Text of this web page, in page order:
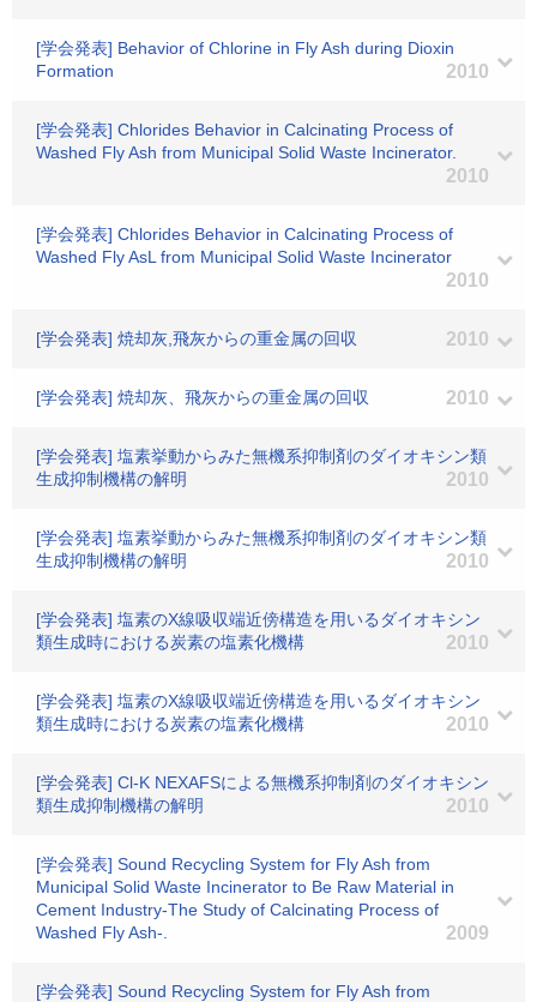
[学会発表] Behavior of Chlorine in Fly Ash during Dioxin
Formation
2010
[学会発表] Chlorides Behavior in Calcinating Process of
Washed Fly Ash from Municipal Solid Waste Incinerator.
2010
[学会発表] Chlorides Behavior in Calcinating Process of
Washed Fly AsL from Municipal Solid Waste Incinerator
2010
[学会発表] 焼却灰,飛灰からの重金属の回収 2010
[学会発表] 焼却灰、飛灰からの重金属の回収 2010
[学会発表] 塩素挙動からみた無機系抑制剤のダイオキシン類
生成抑制機構の解明
2010
[学会発表] 塩素挙動からみた無機系抑制剤のダイオキシン類
生成抑制機構の解明
2010
[学会発表] 塩素のX線吸収端近傍構造を用いるダイオキシン
類生成時における炭素の塩素化機構
2010
[学会発表] 塩素のX線吸収端近傍構造を用いるダイオキシン
類生成時における炭素の塩素化機構
2010
[学会発表] Cl-K NEXAFSによる無機系抑制剤のダイオキシン
類生成抑制機構の解明
2010
[学会発表] Sound Recycling System for Fly Ash from
Municipal Solid Waste Incinerator to Be Raw Material in
Cement Industry-The Study of Calcinating Process of
Washed Fly Ash-.
2009
[学会発表] Sound Recycling System for Fly Ash from